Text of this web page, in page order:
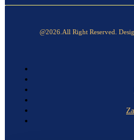
@2026.All Right Reserved.